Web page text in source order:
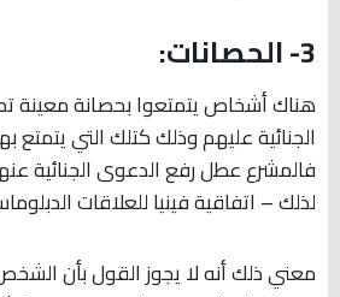
3- الحصانات:
هناك أشخاص يتمتعوا بحصانة معينة
الجنائية عليهم وذلك كتلك التي يتمتع
فالمشرع عطل رفع الدعوى الجنائية
لذلك – اتفاقية فينيا للعلاقات
معني ذلك أنه لا يجوز القول بأن